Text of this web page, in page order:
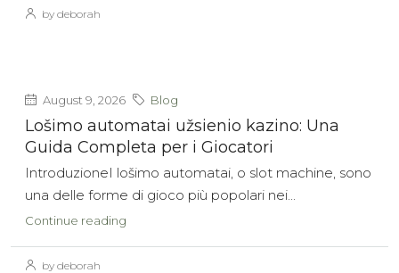
by deborah
August 9, 2026 Blog
Lošimo automatai užsienio kazino: Una
Guida Completa per i Giocatori
IntroduzioneI lošimo automatai, o slot machine, sono
una delle forme di gioco più popolari nei...
Continue reading
by deborah